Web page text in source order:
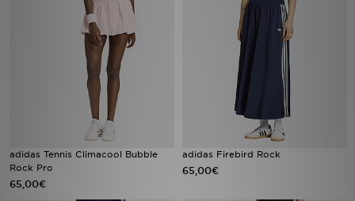
adidas Tennis Climacool Bubble
Rock Pro
65,00€
adidas Firebird Rock
65,00€